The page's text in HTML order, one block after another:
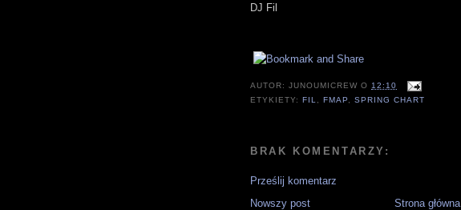
DJ Fil
AUTOR:JUNOUMICREW O12:10
ETYKIETY: FIL, FMAP,SPRING CHART
BRAK KOMENTARZY:
Prześlij komentarz
Nowszy post
Strona główna